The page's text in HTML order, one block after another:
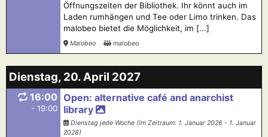
Öffnungszeiten der Bibliothek. Ihr könnt auch im
Laden rumhängen und Tee oder Limo trinken. Das
malobeo bietet die Möglichkeit, im [...]
Malobeo malobeo
Dienstag, 20. April 2027
16:00
- 19:00
Open: alternative café and anarchist
library
Dienstag jede Woche (Im Zeitraum: 1. Januar 2026 - 1. Januar
2028)